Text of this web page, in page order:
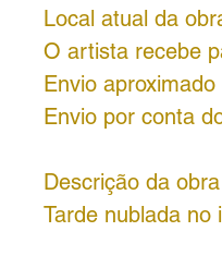
Local atual da
O artista recebe
Envio
Envio por conta
Descrição da
Tarde nublada no